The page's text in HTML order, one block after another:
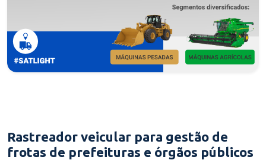
Rastreador veicular para gestão de
frotas de prefeituras e órgãos públicos